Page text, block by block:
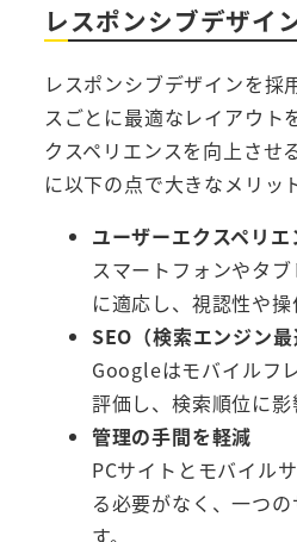
レスポンシブデザイ
レスポンシブデザインを採
スごとに最適なレイアウト
クスペリエンスを向上させ
に以下の点で大きなメリッ
ユーザーエクスペリ
スマートフォンやタ
に適応し、視認性や操
SEO（検索エンジン
Googleはモバイルフ
評価し、検索順位に影
管理の手間を軽減
PCサイトとモバイル
る必要がなく、一つ
す。